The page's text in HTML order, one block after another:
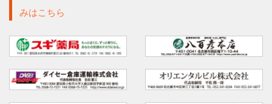
みはこちら